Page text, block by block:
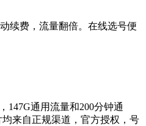
续费，流量翻倍。在线选号便
147G通用流量和200分钟通
来自正规渠道，官方授权，号